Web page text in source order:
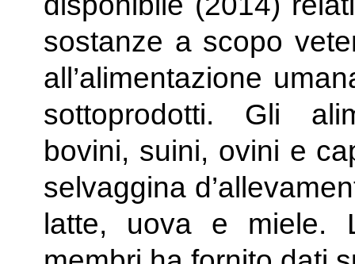
sostanze a scopo
all’alimentazione
sottoprodotti. Gli
bovini, suini, ovini e
selvaggina
latte, uova e miele.